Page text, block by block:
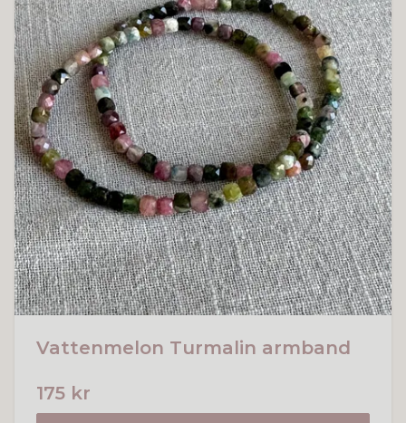
Vattenmelon Turmalin armband
175 kr